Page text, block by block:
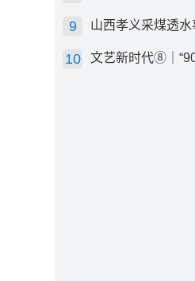
山西孝义采煤透
文艺新时代⑧｜“90后”代表周